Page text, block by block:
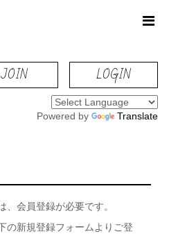
JOIN LOGIN
Powered by Translate
、会員登録が必要です。
の新規登録フォームよりご登